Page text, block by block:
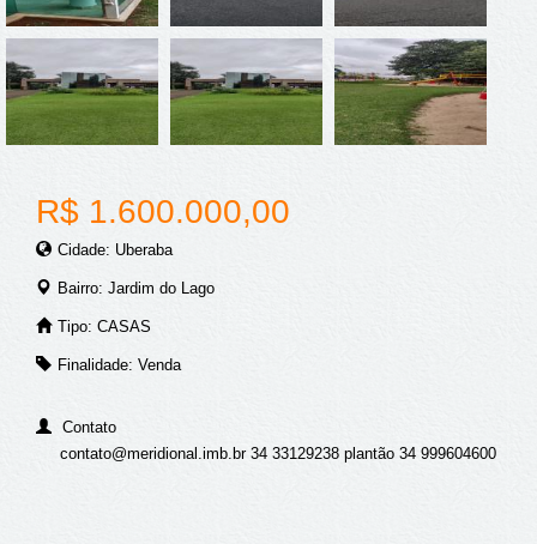
R$ 1.600.000,00
Cidade: Uberaba
Bairro: Jardim do Lago
Tipo: CASAS
Finalidade: Venda
Contato
contato@meridional.imb.br 34 33129238 plantão 34 999604600